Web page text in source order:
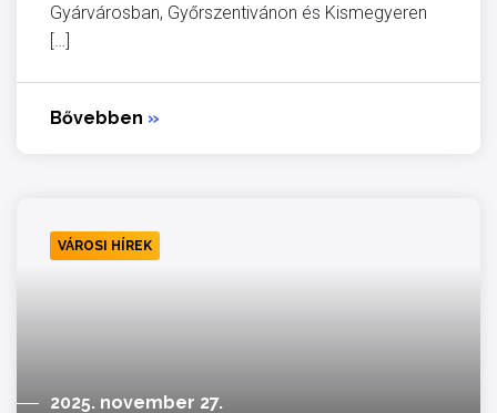
Gyárvárosban, Győrszentivánon és Kismegyeren
[…]
Bővebben »
VÁROSI HÍREK
2025. november 27.